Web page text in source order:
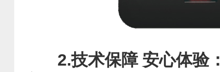
2.技术保障 安心体验